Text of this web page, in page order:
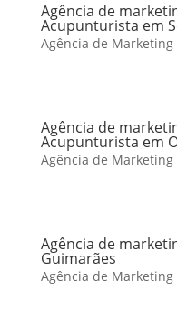
Agência de
Acupunturista em
Agência de
Agência de
Acupunturista em
Agência de
Agência de
Guimarães
Agência de